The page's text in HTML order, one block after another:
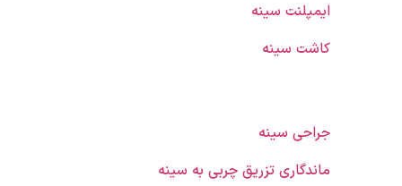
ایمپلنت سینه
کاشت سینه
جراحی سینه
ماندگاری تزریق چربی به سینه